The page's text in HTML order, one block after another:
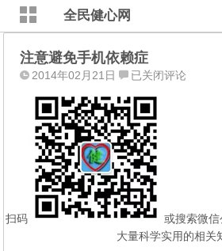
全民健心网
注意避免手机依赖症
2014年02月21日
注
避
免
手
机
依
赖
症
已关闭评论
扫码
或搜索微信
大量科学实用的相关